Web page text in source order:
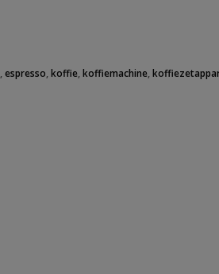
,espresso,koffie,koffiemachine,